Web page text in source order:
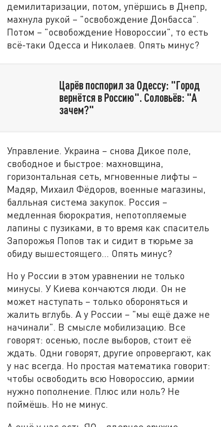
демилитаризации, потом, упёршись в Днепр,
махнула рукой – "освобождение Донбасса".
Потом – "освобождение Новороссии", то есть
всё-таки Одесса и Николаев. Опять минус?
Царёв поспорил за Одессу: "Город
вернётся в Россию". Соловьёв: "А
зачем?"
Управление. Украина – снова Дикое поле,
свободное и быстрое: махновщина,
горизонтальная сеть, мгновенные лифты –
Мадяр, Михаил Фёдоров, военные магазины,
балльная система закупок. Россия –
медленная бюрократия, непотопляемые
лапины с пузиками, в то время как спаситель
Запорожья Попов так и сидит в тюрьме за
обиду вышестоящего… Опять минус?
Но у России в этом уравнении не только
минусы. У Киева кончаются люди. Он не
может наступать – только обороняться и
жалить вглубь. А у России – "мы ещё даже не
начинали". В смысле мобилизацию. Все
говорят: осенью, после выборов, стоит её
ждать. Одни говорят, другие опровергают, как
у нас всегда. Но простая математика говорит:
чтобы освободить всю Новороссию, армии
нужно пополнение. Плюс или ноль? Не
поймёшь. Но не минус.